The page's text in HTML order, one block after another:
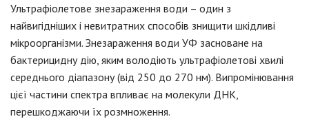
Ультрафіолетове знезараження води – один з
найвигідніших і невитратних способів знищити шкідливі
мікроорганізми. Знезараження води УФ засноване на
бактерицидну дію, яким володіють ультрафіолетові хвилі
середнього діапазону (від 250 до 270 нм). Випромінювання
цієї частини спектра впливає на молекули ДНК,
перешкоджаючи їх розмноження.